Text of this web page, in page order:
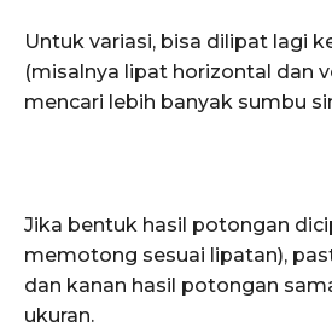
Untuk variasi, bisa dilipat lagi
(misalnya lipat horizontal dan
mencari lebih banyak sumbu
Jika bentuk hasil potongan
memotong sesuai lipatan),
dan kanan hasil potongan
ukuran.